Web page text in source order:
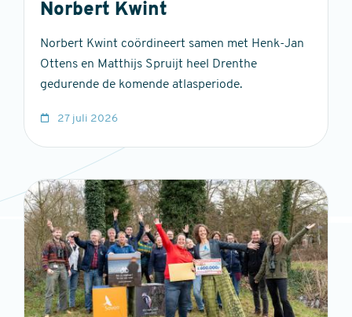
Norbert Kwint
Norbert Kwint coördineert samen met Henk-Jan
Ottens en Matthijs Spruijt heel Drenthe
gedurende de komende atlasperiode.
27 juli 2026